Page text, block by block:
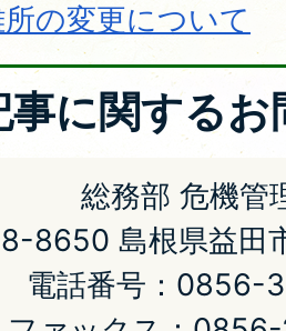
の変更について
事に関するお
総務部 危機管
8650 島根県益田
電話番号：0856-